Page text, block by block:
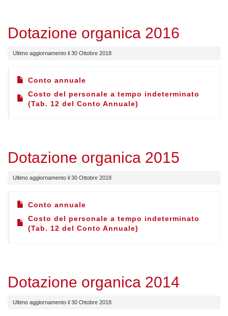
Dotazione organica 2016
Ultimo aggiornamento il 30 Ottobre 2018
Conto annuale
Costo del personale a tempo indeterminato
(Tab. 12 del Conto Annuale)
Dotazione organica 2015
Ultimo aggiornamento il 30 Ottobre 2018
Conto annuale
Costo del personale a tempo indeterminato
(Tab. 12 del Conto Annuale)
Dotazione organica 2014
Ultimo aggiornamento il 30 Ottobre 2018